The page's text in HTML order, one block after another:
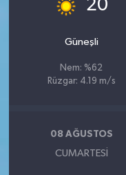
20
Güneşli
Nem: %62
Rüzgar: 4.19 m/s
08 AĞUSTOS
CUMARTESI